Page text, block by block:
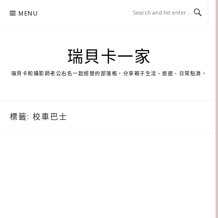
MENU
瑞貝卡一家
瑞貝卡和攝影師老公右名一起經營的部落格，分享親子生活、旅遊、日常點滴。
標籤: 校車巴士